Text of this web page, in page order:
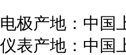
电极产地：中国
仪表产地：中国